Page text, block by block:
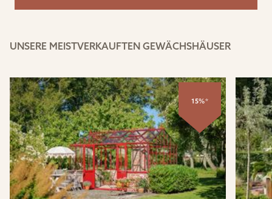
UNSERE MEISTVERKAUFTEN GEWÄCHSHÄUSER
15%*